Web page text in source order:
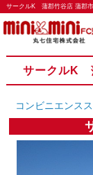
サークルK
コンビニエンス